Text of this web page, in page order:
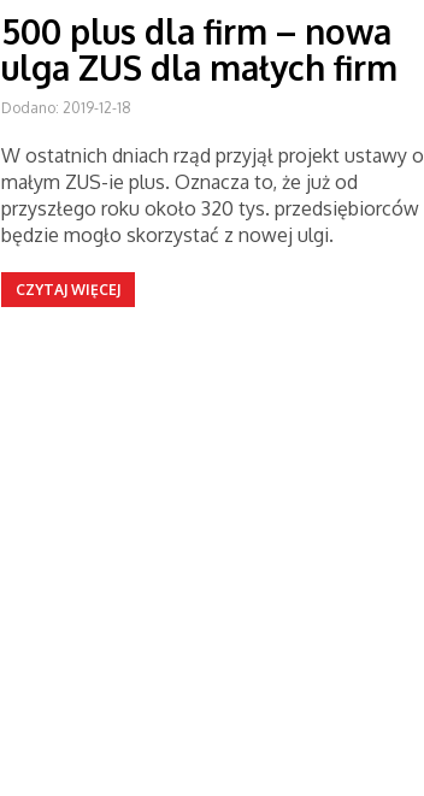
500 plus dla firm – nowa
ulga ZUS dla małych firm
Dodano: 2019-12-18
W ostatnich dniach rząd przyjął projekt ustawy o
małym ZUS-ie plus. Oznacza to, że już od
przyszłego roku około 320 tys. przedsiębiorców
będzie mogło skorzystać z nowej ulgi.
CZYTAJ WIĘCEJ